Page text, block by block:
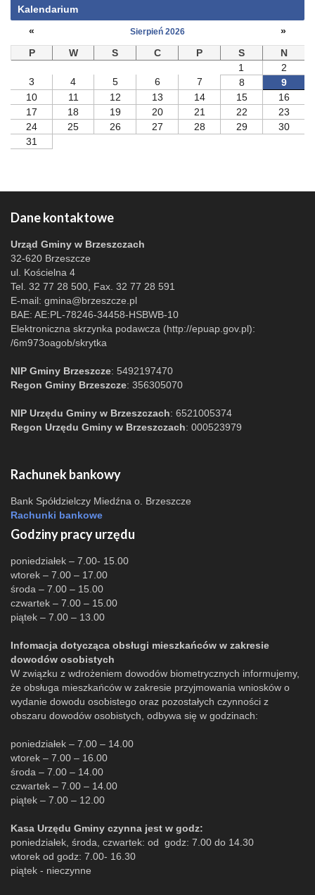
Kalendarium
«
Sierpień 2026
»
P
W S C P S
N
1
2
3
4 5 6 7 8
9
10
11 12 13 14 15
16
17
18 19 20 21 22
23
24
25 26 27 28 29
30
31
Dane kontaktowe
Urząd Gminy w Brzeszczach
32-620 Brzeszcze
ul. Kościelna 4
Tel. 32 77 28 500, Fax. 32 77 28 591
E-mail: gmina@brzeszcze.pl
BAE: AE:PL-78246-34458-HSBWB-10
Elektroniczna skrzynka podawcza (http://epuap.gov.pl):
/6m973oagob/skrytka
NIP Gminy Brzeszcze: 5492197470
Regon Gminy Brzeszcze: 356305070
NIP Urzędu Gminy w Brzeszczach: 6521005374
Regon Urzędu Gminy w Brzeszczach: 000523979
Rachunek bankowy
Bank Spółdzielczy Miedźna o. Brzeszcze
Rachunki bankowe
Godziny pracy urzędu
poniedziałek – 7.00- 15.00
wtorek – 7.00 – 17.00
środa – 7.00 – 15.00
czwartek – 7.00 – 15.00
piątek – 7.00 – 13.00
Infomacja dotycząca obsługi mieszkańców w zakresie
dowodów osobistych
W związku z wdrożeniem dowodów biometrycznych informujemy,
że obsługa mieszkańców w zakresie przyjmowania wniosków o
wydanie dowodu osobistego oraz pozostałych czynności z
obszaru dowodów osobistych, odbywa się w godzinach:
poniedziałek – 7.00 – 14.00
wtorek – 7.00 – 16.00
środa – 7.00 – 14.00
czwartek – 7.00 – 14.00
piątek – 7.00 – 12.00
Kasa Urzędu Gminy czynna jest w godz:
poniedziałek, środa, czwartek: od godz: 7.00 do 14.30
wtorek od godz: 7.00- 16.30
piątek - nieczynne